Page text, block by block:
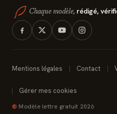
Chaque modèle, rédigé,
Mentions légales Contact
Gérer mes cookies
© Modèle lettre gratuit 2026